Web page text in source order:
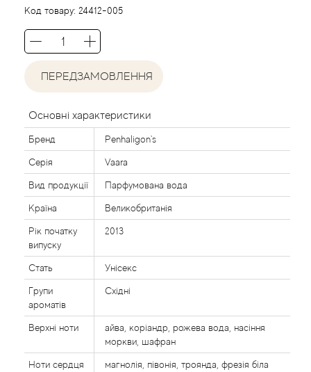
Код товару: 24412-005
ПЕРЕДЗАМОВЛЕННЯ
Основні характеристики
Бренд Penhaligon's
Серія Vaara
Вид продукції Парфумована вода
Країна Великобританія
Рік початку
випуску
2013
Стать Унісекс
Групи
ароматів
Східні
Верхні ноти
айва, коріандр, рожева вода, насіння
моркви, шафран
Ноти сердця магнолія, півонія, троянда, фрезія біла
Agent Provocateur
Agonist
Aigner
Aj Arabia (Widian)
Ajmal
Al Haramain
Al Jazeera
Alaia Paris
Alexander McQueen
Alexandre Barthet
Alexandre J